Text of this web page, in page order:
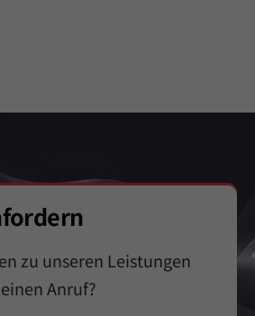
zu unseren Leistungen
Anruf?